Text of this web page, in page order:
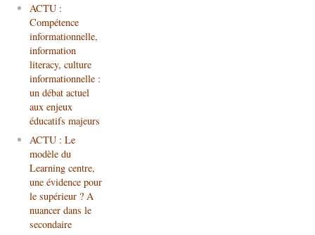
ACTU :
Compétence
informationnelle,
information
literacy, culture
informationnelle :
un débat actuel
aux enjeux
éducatifs majeurs
ACTU : Le
modèle du
Learning centre,
une évidence pour
le supérieur ? A
nuancer dans le
secondaire